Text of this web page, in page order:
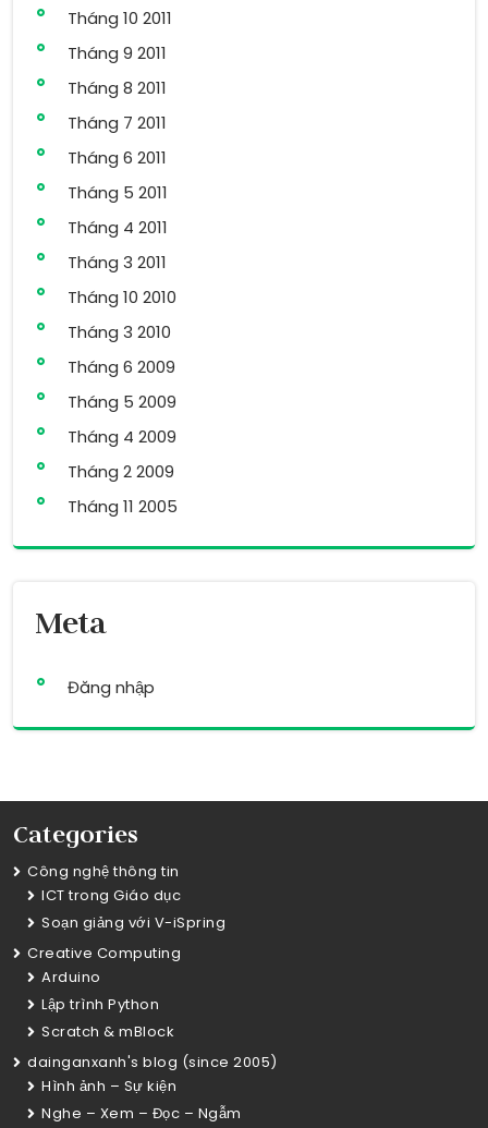
Tháng 10 2011
Tháng 9 2011
Tháng 8 2011
Tháng 7 2011
Tháng 6 2011
Tháng 5 2011
Tháng 4 2011
Tháng 3 2011
Tháng 10 2010
Tháng 3 2010
Tháng 6 2009
Tháng 5 2009
Tháng 4 2009
Tháng 2 2009
Tháng 11 2005
Meta
Đăng nhập
Categories
Công nghệ thông tin
ICT trong Giáo dục
Soạn giảng với V-iSpring
Creative Computing
Arduino
Lập trình Python
Scratch & mBlock
dainganxanh's blog (since 2005)
Hình ảnh – Sự kiện
Nghe – Xem – Đọc – Ngẫm